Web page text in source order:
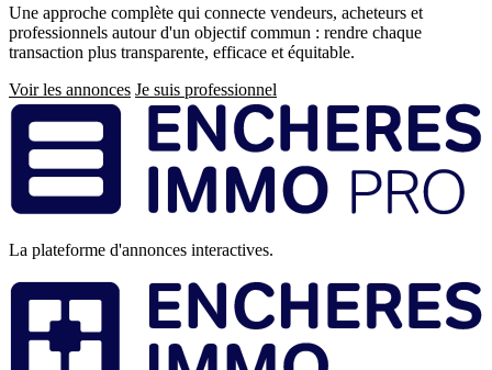
Une approche complète qui connecte vendeurs, acheteurs et
professionnels autour d'un objectif commun : rendre chaque
transaction plus transparente, efficace et équitable.
Voir les annonces Je suis professionnel
Pied
de
page
La plateforme d'annonces interactives.